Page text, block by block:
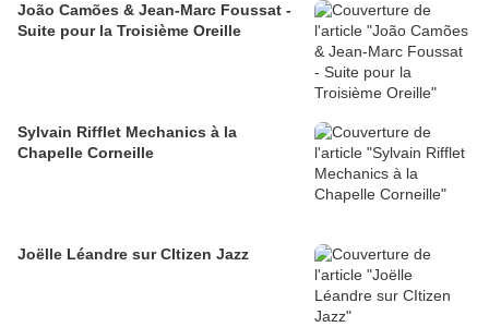
João Camões & Jean-Marc Foussat -
Suite pour la Troisième Oreille
Sylvain Rifflet Mechanics à la
Chapelle Corneille
Joëlle Léandre sur CItizen Jazz